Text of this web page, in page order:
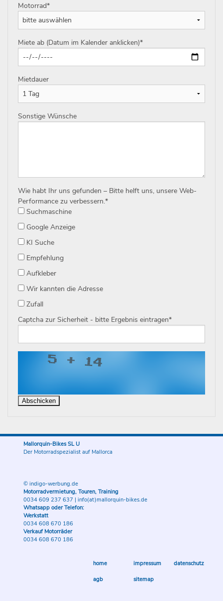
Motorrad*
Miete ab (Datum im Kalender anklicken)*
Mietdauer
Sonstige Wünsche
Wie habt Ihr uns gefunden – Bitte helft uns, unsere Web-
Performance zu verbessern.*
Suchmaschine
Google Anzeige
KI Suche
Empfehlung
Aufkleber
Wir kannten die Adresse
Zufall
Captcha zur Sicherheit - bitte Ergebnis eintragen*
Mallorquin-Bikes SL U
Der Motorradspezialist auf Mallorca
© indigo-werbung.de
Motorradvermietung, Touren, Training
0034 609 237 637 | info(at)mallorquin-bikes.de
Whatsapp oder Telefon:
Werkstatt
0034 608 670 186
Verkauf Motorräder
0034 608 670 186
home impressum datenschutz
agb sitemap